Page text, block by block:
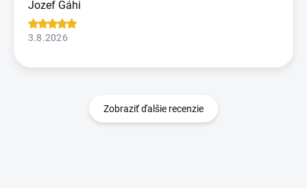
Jozef Gáhi
3.8.2026
Zobraziť ďalšie recenzie